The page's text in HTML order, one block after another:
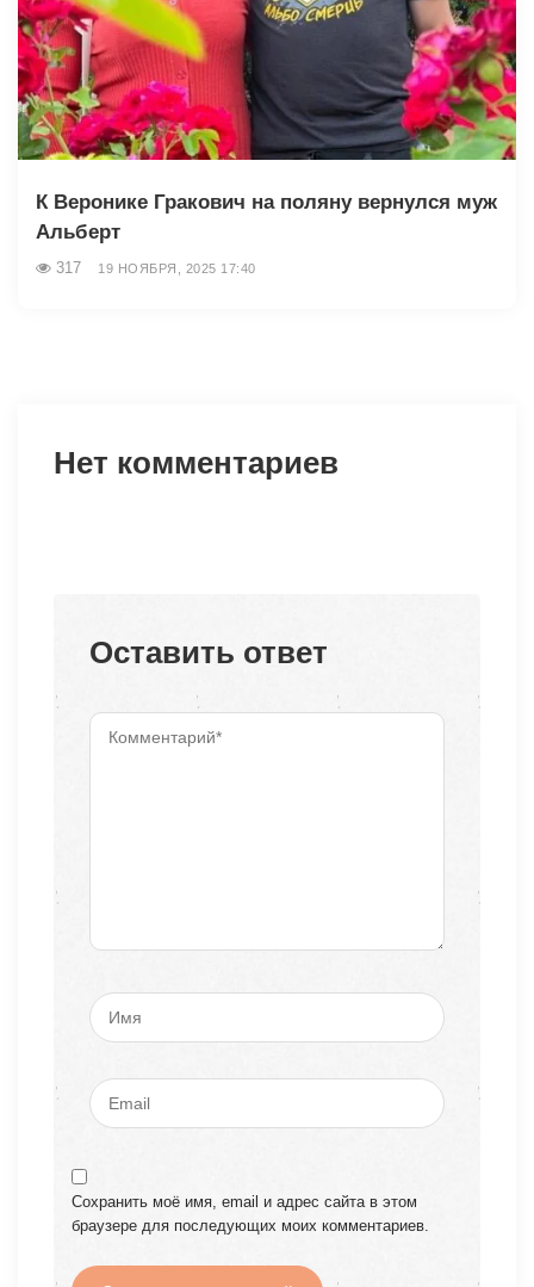
К Веронике Гракович на поляну вернулся муж
Альберт
317 19 НОЯБРЯ, 2025 17:40
Нет комментариев
Оставить ответ
Сохранить моё имя, email и адрес сайта в этом
браузере для последующих моих комментариев.